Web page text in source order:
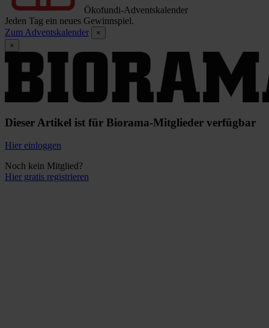
Ökofundi-Adventskalender
Jeden Tag ein neues Gewinnspiel.
Zum Adventskalender
×
×
Dieser Artikel ist für Biorama-Mitglieder verfügbar
Hier einloggen
Noch kein Mitglied?
Hier gratis registrieren